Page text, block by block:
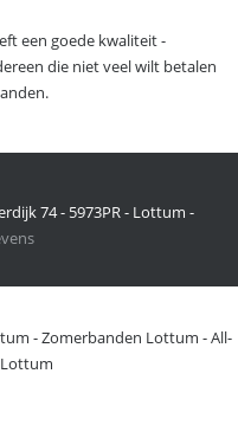
een goede kwaliteit -
die niet veel wilt betalen
74 - 5973PR - Lottum -
-Zomerbanden Lottum -All-